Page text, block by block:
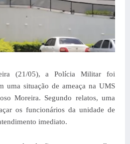
(21/05), a Polícia Militar foi
uma situação de ameaça na UMS
Moreira. Segundo relatos, uma
os funcionários da unidade de
imediato.